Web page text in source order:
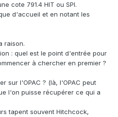
cote 791.4 HIT ou SPI.
d'accueil et en notant les
raison.
: quel est le point d'entrée pour
à chercher en premier ?
sur l'OPAC ? (là, l'OPAC peut
l'on puisse récupérer ce qui a
tapent souvent Hitchcock,